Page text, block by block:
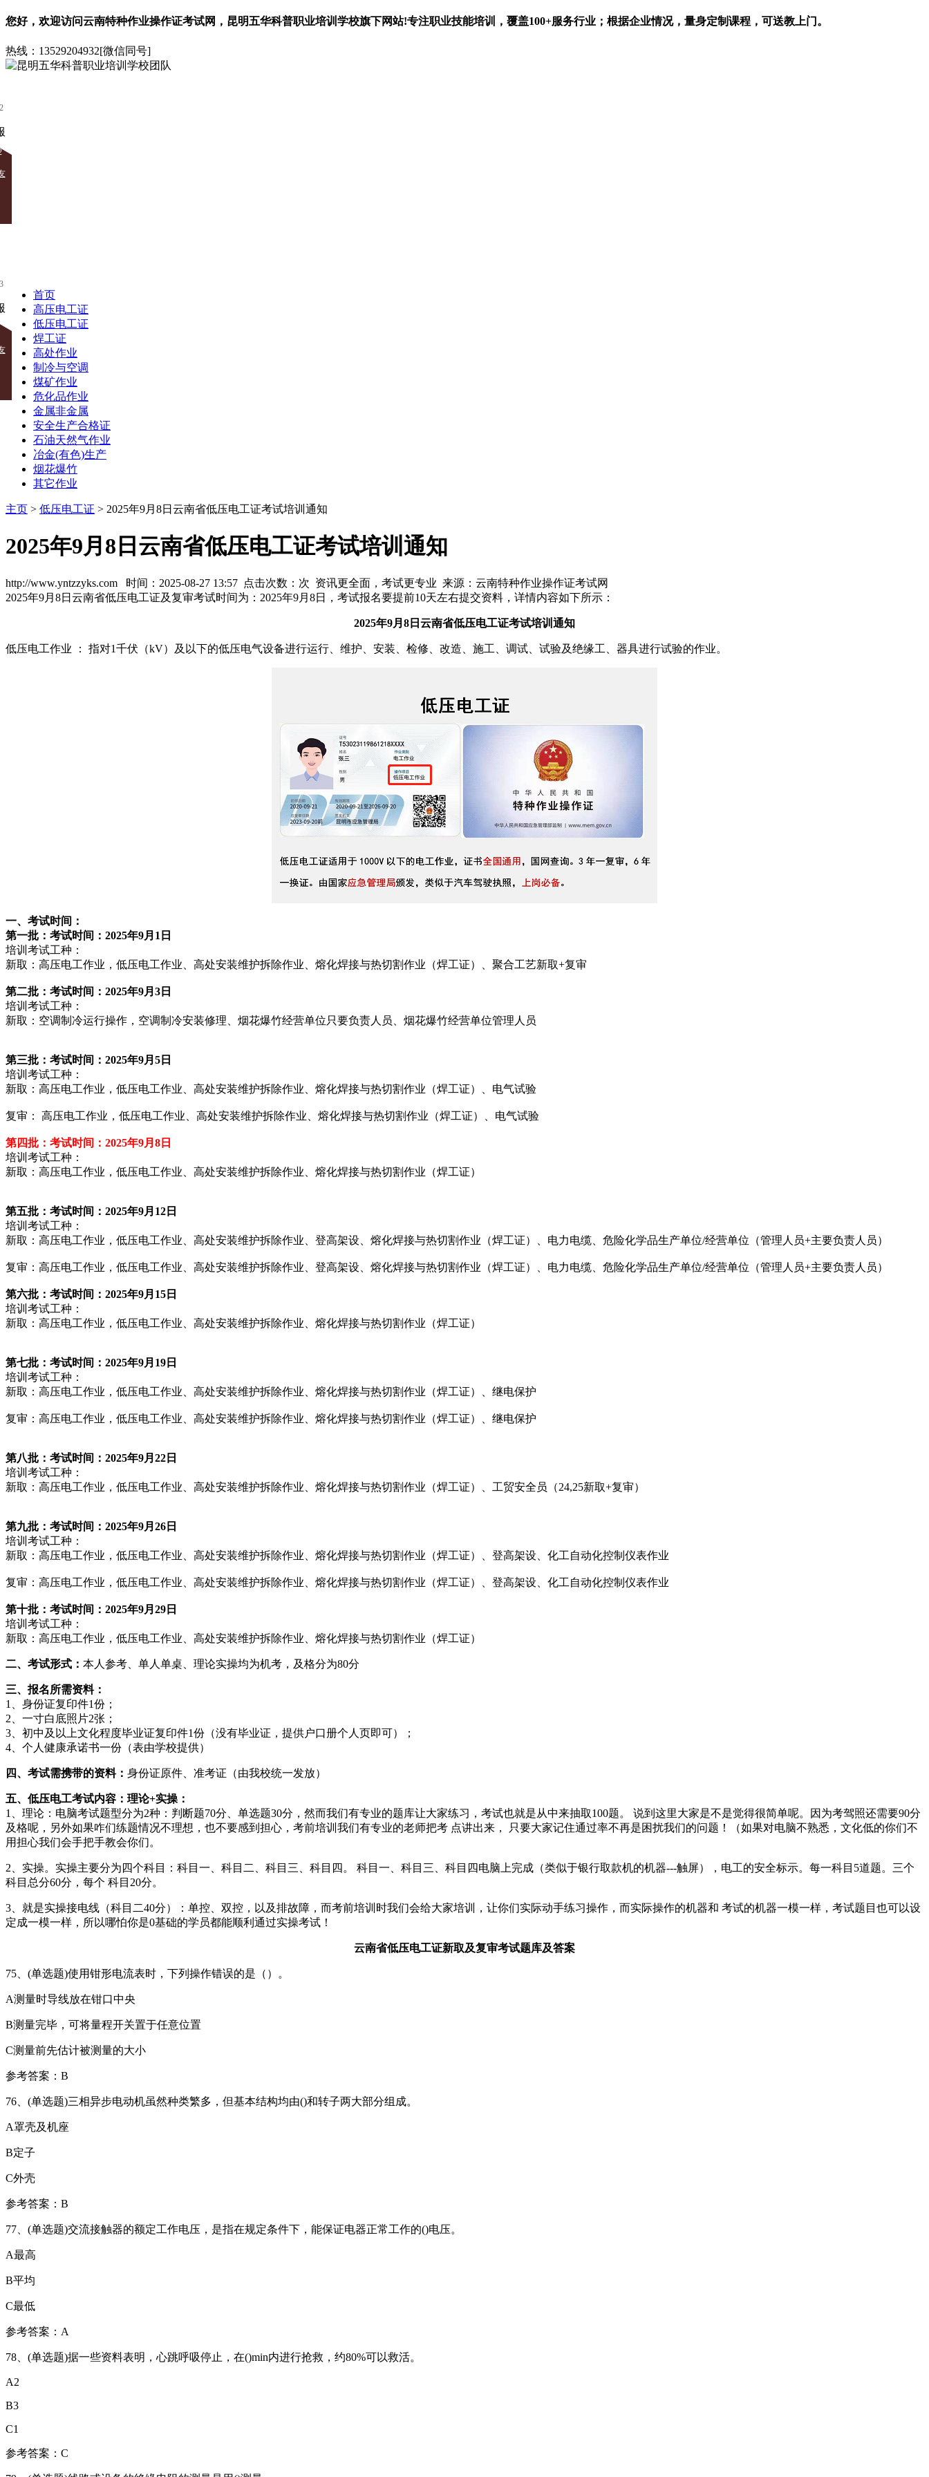
您好，欢迎访问云南特种作业操作证考试网 ， 昆明五华科普职业培训学校旗下网站!专注职业技能培训，覆盖100+服务行业；根据企业情况，量身定制课程，可送教上门。
热线： 13529204932[微信同号]
首页
高压电工证
低压电工证
焊工证
高处作业
制冷与空调
煤矿作业
危化品作业
金属非金属
安全生产合格证
石油天然气作业
冶金(有色)生产
烟花爆竹
其它作业
主页 > 低压电工证 > 2025年9月8日云南省低压电工证考试培训通知
2025年9月8日云南省低压电工证考试培训通知
http://www.yntzzyks.com 时间：2025-08-27 13:57 点击次数： 次 资讯更全面，考试更专业 来源：云南特种作业操作证考试网
2025年9月8日云南省低压电工证及复审考试时间为：2025年9月8日，考试报名要提前10天左右提交资料，详情内容如下所示：
2025年9月8日云南省低压电工证考试培训通知
低压电工作业 ： 指对1千伏（kV）及以下的低压电气设备进行运行、维护、安装、检修、改造、施工、调试、试验及绝缘工、器具进行试验的作业。
一、考试时间：
第一批：考试时间：2025年9月1日
培训考试工种：
新取：高压电工作业，低压电工作业、高处安装维护拆除作业、熔化焊接与热切割作业（焊工证）、聚合工艺新取+复审
第二批：考试时间：2025年9月 3 日
培训考试工种：
新取：空调制冷运行操作，空调制冷安装修理、烟花爆竹经营单位只要负责人员、烟花爆竹经营单位管理人员
第三批：考试时间：2025年9月 5 日
培训考试工种：
新取：高压电工作业，低压电工作业、高处安装维护拆除作业、熔化焊接与热切割作业（焊工证）、电气试验
复审： 高压电工作业，低压电工作业、高处安装维护拆除作业、熔化焊接与热切割作业（焊工证）、电气试验
第四批：考试时间：2025年9月8 日
培训考试工种：
新取：高压电工作业，低压电工作业、高处安装维护拆除作业、熔化焊接与热切割作业（焊工证）
第五批： 考试时间：2025年9月12 日
培训考试工种：
新取：高压电工作业，低压电工作业、高处安装维护拆除作业、登高架设、熔化焊接与热切割作业（焊工证）、电力电缆、危险化学品生产单位/经营单位（管理人员+主要负责人员）
复审：高压电工作业，低压电工作业、高处安装维护拆除作业、登高架设、熔化焊接与热切割作业（焊工证）、电力电缆、危险化学品生产单位/经营单位（管理人员+主要负责人员）
第六批： 考试时间：2025年9月 15 日
培训考试工种：
新取：高压电工作业，低压电工作业、高处安装维护拆除作业、熔化焊接与热切割作业（焊工证）
第七批：考试时间：2025年9月19 日
培训考试工种：
新取：高压电工作业，低压电工作业、高处安装维护拆除作业、熔化焊接与热切割作业（焊工证）、继电保护
复审：高压电工作业，低压电工作业、高处安装维护拆除作业、熔化焊接与热切割作业（焊工证）、继电保护
第八批：考试时间：2025年9月22 日
培训考试工种：
新取：高压电工作业，低压电工作业、高处安装维护拆除作业、熔化焊接与热切割作业（焊工证）、工贸安全员（24,25新取+复审）
第九批：考试时间：2025年9月26 日
培训考试工种：
新取：高压电工作业，低压电工作业、高处安装维护拆除作业、熔化焊接与热切割作业（焊工证）、登高架设、化工自动化控制仪表作业
复审：高压电工作业，低压电工作业、高处安装维护拆除作业、熔化焊接与热切割作业（焊工证）、登高架设、化工自动化控制仪表作业
第十批：考试时间：2025年9月29 日
培训考试工种：
新取：高压电工作业，低压电工作业、高处安装维护拆除作业、熔化焊接与热切割作业（焊工证）
二、考试形式： 本人参考、单人单桌、理论实操均为机考，及格分为80分
三、报名所需资料：
1、身份证复印件1份；
2、一寸白底照片2张；
3、初中及以上文化程度毕业证复印件1份（没有毕业证，提供户口册个人页即可）；
4、个人健康承诺书一份（表由学校提供）
四、 考试需携带的资料： 身份证原件、准考证（由我校统一发放）
五、低压电工考试内容：理论+实操：
1、理论：电脑考试题型分为2种：判断题70分、单选题30分，然而我们有专业的题库让大家练习，考试也就是从中来抽取100题。 说到这里大家是不是觉得很简单呢。因为考驾照还需要90分
及格呢，另外如果咋们练题情况不理想，也不要感到担心，考前培训我们有专业的老师把考 点讲出来， 只要大家记住通过率不再是困扰我们的问题！（如果对电脑不熟悉，文化低的你们不
用担心我们会手把手教会你们。
2、实操。实操主要分为四个科目：科目一、科目二、科目三、科目四。 科目一、科目三、科目四电脑上完成（类似于银行取款机的机器---触屏），电工的安全标示。每一科目5道题。三个
科目总分60分，每个 科目20分。
3、就是实操接电线（科目二40分）：单控、双控，以及排故障，而考前培训时我们会给大家培训，让你们实际动手练习操作，而实际操作的机器和 考试的机器一模一样，考试题目也可以设
定成一模一样，所以哪怕你是0基础的学员都能顺利通过实操考试！
云南省低压电工证新取及复审考试题库及答案
75、(单选题)使用钳形电流表时，下列操作错误的是（）。
A测量时导线放在钳口中央
B测量完毕，可将量程开关置于任意位置
C测量前先估计被测量的大小
参考答案：B
76、(单选题)三相异步电动机虽然种类繁多，但基本结构均由()和转子两大部分组成。
A罩壳及机座
B定子
C外壳
参考答案：B
77、(单选题)交流接触器的额定工作电压，是指在规定条件下，能保证电器正常工作的()电压。
A最高
B平均
C最低
参考答案：A
78、(单选题)据一些资料表明，心跳呼吸停止，在()min内进行抢救，约80%可以救活。
A2
B3
C1
参考答案：C